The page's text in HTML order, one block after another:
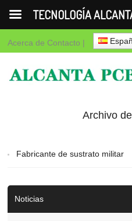
Acerca de Contacto |
Archivo
Fabricante de sustrato militar
Noticias
TECNOLOGÍA